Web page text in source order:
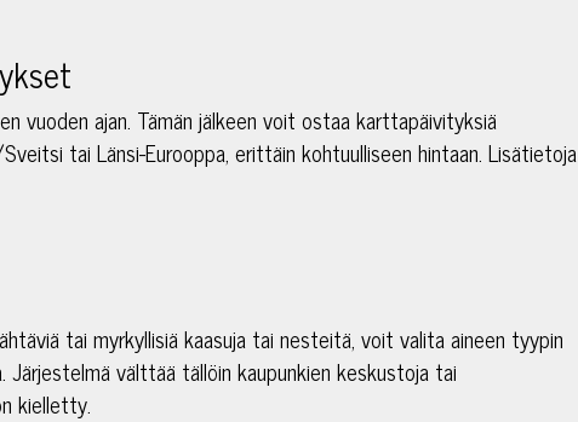
vuoden ajan. Tämän jälkeen voit ostaa karttapäivityksiä
tai Länsi-Eurooppa, erittäin kohtuulliseen hintaan. Lisätietoja
tai myrkyllisiä kaasuja tai nesteitä, voit valita aineen tyypin
välttää tällöin kaupunkien keskustoja tai
kielletty.